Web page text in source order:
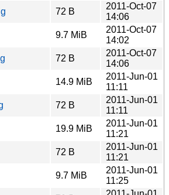
72 B
2011-Oct-07
14:06
9.7 MiB
2011-Oct-07
14:02
72 B
2011-Oct-07
14:06
14.9 MiB
2011-Jun-01
11:11
72 B
2011-Jun-01
11:11
19.9 MiB
2011-Jun-01
11:21
72 B
2011-Jun-01
11:21
9.7 MiB
2011-Jun-01
11:25